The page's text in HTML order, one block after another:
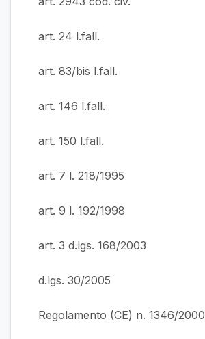
art. 24 l.fall.
art. 83/bis l.fall.
art. 146 l.fall.
art. 150 l.fall.
art. 7 l. 218/1995
art. 9 l. 192/1998
art. 3 d.lgs. 168/2003
d.lgs. 30/2005
Regolamento (CE) n. 1346/2000